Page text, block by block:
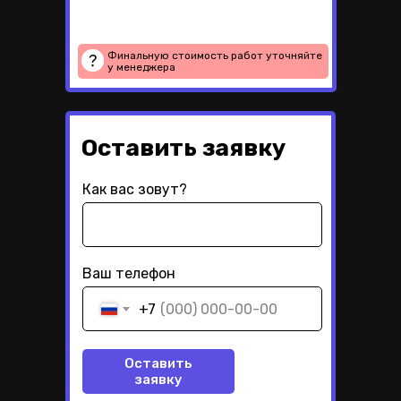
Как вас зовут?
Ваш телефон
+7
Оставить
заявку
Финальную стоимость работ уточняйте
у менеджера
Оставить заявку